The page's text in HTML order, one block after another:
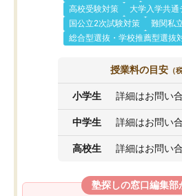
高校受験対策
大学入学共通
国公立2次試験対策
難関私
総合型選抜・学校推薦型選抜
授業料の目安 （
小学生 詳細はお問い
中学生 詳細はお問い
高校生 詳細はお問い
塾探しの窓口編集部